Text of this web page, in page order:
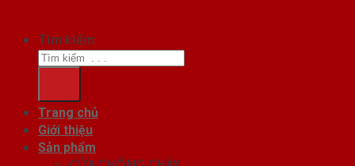
Tìm kiếm:
Trang chủ
Giới thiệu
Sản phẩm